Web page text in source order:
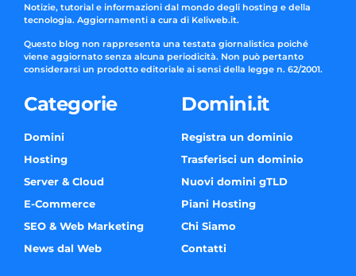
Notizie, tutorial e informazioni dal mondo degli hosting e della
tecnologia. Aggiornamenti a cura di Keliweb.it.
Questo blog non rappresenta una testata giornalistica poiché
viene aggiornato senza alcuna periodicità. Non può pertanto
considerarsi un prodotto editoriale ai sensi della legge n. 62/2001.
Categorie
Domini
Hosting
Server & Cloud
E-Commerce
SEO & Web Marketing
News dal Web
Domini.it
Registra un dominio
Trasferisci un dominio
Nuovi domini gTLD
Piani Hosting
Chi Siamo
Contatti